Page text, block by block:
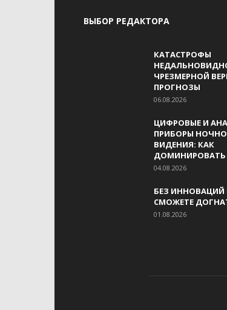
ВЫБОР РЕДАКТОРА
КАТАСТРОФЫ
ЧРЕЗМЕРНОЙ
ПРОГНОЗЫ
06.08.2026
ЦИФРОВЫЕ И
ПРИБОРЫ
ВИДЕНИЯ: КАК
ДОМИНИРОВАТЬ
04.08.2026
БЕЗ ИННОВАЦИЙ
СМОЖЕТЕ
01.08.2026